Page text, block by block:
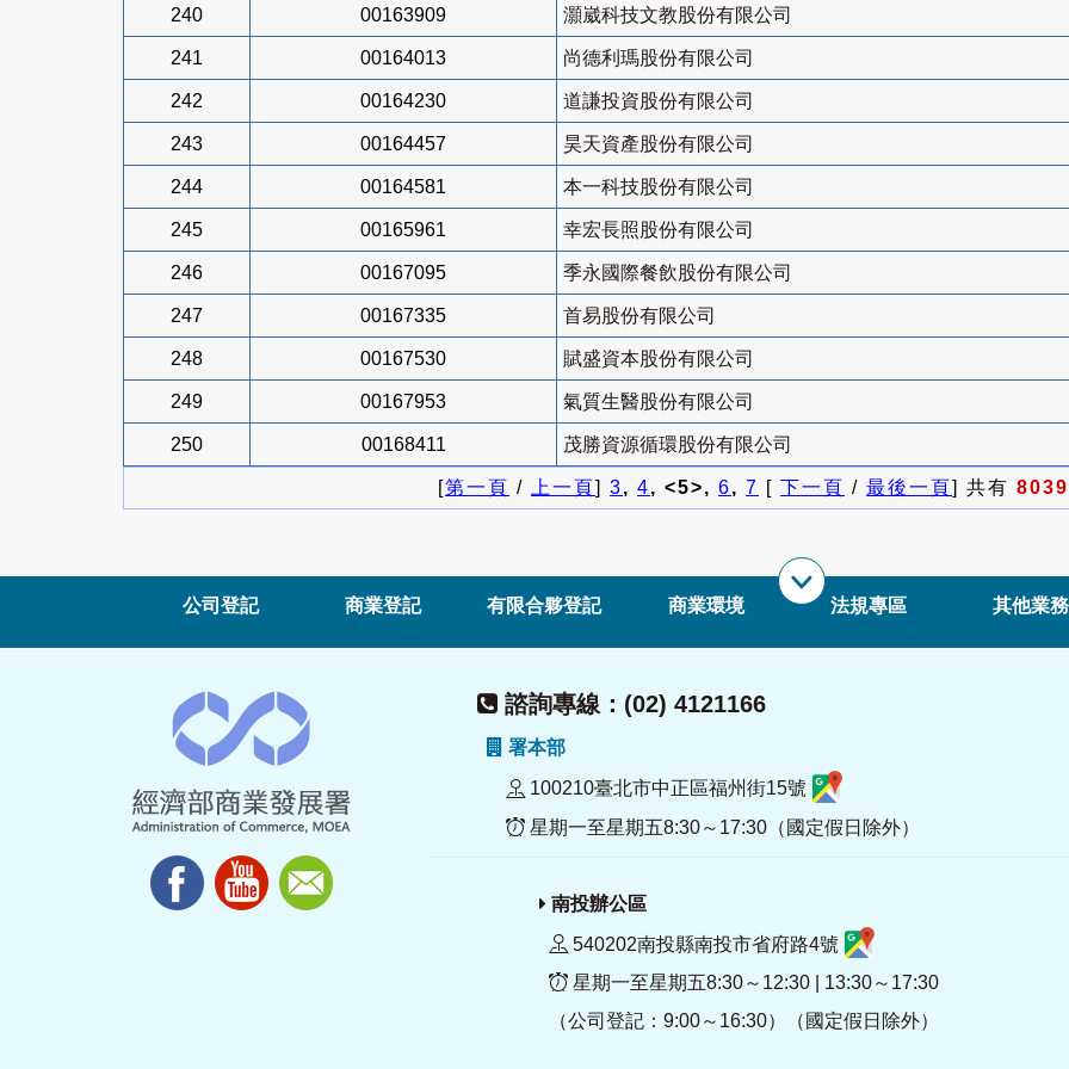
240 00163909 灝崴科技文教股份有限公司
241 00164013 尚德利瑪股份有限公司
242 00164230 道謙投資股份有限公司
243 00164457 昊天資產股份有限公司
244 00164581 本一科技股份有限公司
245 00165961 幸宏長照股份有限公司
246 00167095 季永國際餐飲股份有限公司
247 00167335 首易股份有限公司
248 00167530 賦盛資本股份有限公司
249 00167953 氣質生醫股份有限公司
250 00168411 茂勝資源循環股份有限公司
[第一頁 / 上一頁] 3, 4, <5>, 6, 7 [ 下一頁 / 最後一頁] 共有 8039
公司登記 商業登記 有限合夥登記 商業環境 法規專區 其他業務
諮詢專線：(02) 4121166
署本部
100210臺北市中正區福州街15號
星期一至星期五8:30～17:30（國定假日除外）
南投辦公區
540202南投縣南投市省府路4號
星期一至星期五8:30～12:30 | 13:30～17:30
（公司登記：9:00～16:30）（國定假日除外）